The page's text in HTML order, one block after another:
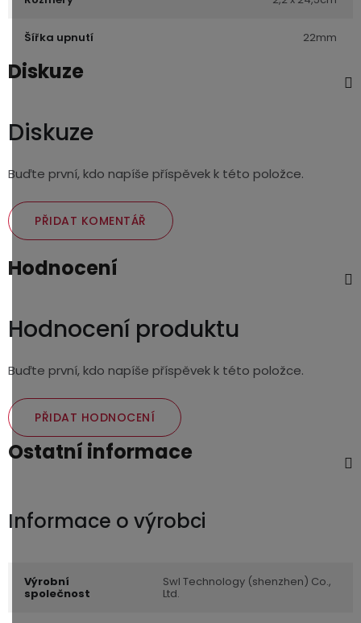
Šířka upnutí 22mm
Diskuze
Diskuze
Buďte první, kdo napíše příspěvek k této položce.
PŘIDAT KOMENTÁŘ
Hodnocení
Hodnocení produktu
Buďte první, kdo napíše příspěvek k této položce.
PŘIDAT HODNOCENÍ
Ostatní informace
Výrobní
společnost
Swl Technology (shenzhen) Co.,
Ltd.